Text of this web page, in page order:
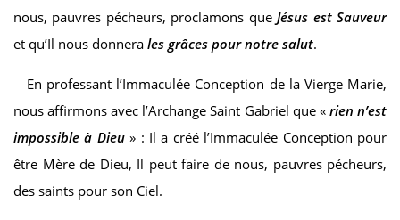
nous, pauvres pécheurs, proclamons queJésus est Sauveur
et qu’Il nous donnera les grâces pour notre salut.
En professant l’Immaculée Conception de la Vierge Marie,
nous affirmons avec l’Archange Saint Gabriel que « rien n’est
impossible à Dieu» : Il a créé l’Immaculée Conception pour
être Mère de Dieu, Il peut faire de nous, pauvres pécheurs,
des saints pour son Ciel.